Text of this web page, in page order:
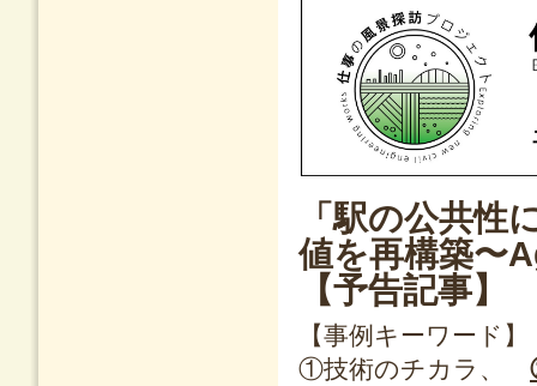
「駅の公共性
値を再構築〜
【予告記事】
【事例キーワード】
①技術のチカラ、